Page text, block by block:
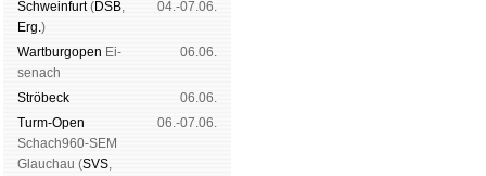
Schwein­furt(DSB,
Erg.)
04.-07.06.
Wart­burg­open Ei­
se­nach
06.06.
Strö­beck
06.06.
Turm-Open
Schach960-SEM
Glau­chau (SVS,
06.-07.06.